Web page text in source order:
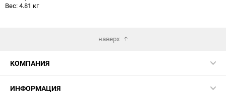
Вес: 4.81 кг
наверх
КОМПАНИЯ
ИНФОРМАЦИЯ